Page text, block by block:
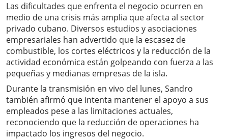
Las dificultades que enfrenta el negocio ocurren en
medio de una crisis más amplia que afecta al sector
privado cubano. Diversos estudios y asociaciones
empresariales han advertido que la escasez de
combustible, los cortes eléctricos y la reducción de la
actividad económica están golpeando con fuerza a las
pequeñas y medianas empresas de la isla.
Durante la transmisión en vivo del lunes, Sandro
también afirmó que intenta mantener el apoyo a sus
empleados pese a las limitaciones actuales,
reconociendo que la reducción de operaciones ha
impactado los ingresos del negocio.